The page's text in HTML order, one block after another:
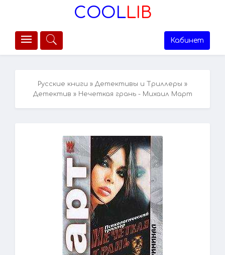
COOLLIB
Кабинет
Русские книги » Детективы и Триллеры »
Детектив » Нечеткая грань - Михаил Март